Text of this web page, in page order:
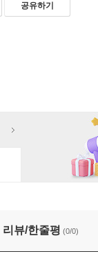
공유하기
학자의 한 문장 (큰
리뷰/한줄평 (0/0)